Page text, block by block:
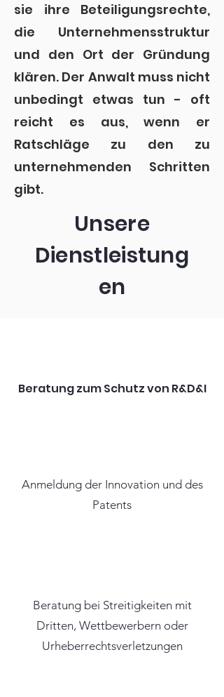
sie ihre Beteiligungsrechte,
die Unternehmensstruktur
und den Ort der Gründung
klären. Der Anwalt muss nicht
unbedingt etwas tun - oft
reicht es aus, wenn er
Ratschläge zu den zu
unternehmenden Schritten
gibt.
Unsere
Dienstleistung
en
Beratung zum Schutz von R&D&I
Anmeldung der Innovation und des
Patents
Beratung bei Streitigkeiten mit
Dritten, Wettbewerbern oder
Urheberrechtsverletzungen